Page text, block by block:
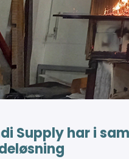
Supply har i